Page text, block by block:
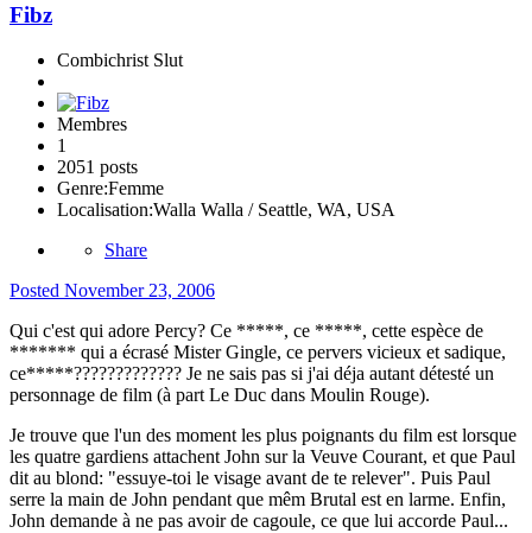
Fibz
Combichrist Slut
Membres
1
2051 posts
Genre:Femme
Localisation:Walla Walla / Seattle, WA, USA
Share
Posted November 23, 2006
Qui c'est qui adore Percy? Ce *****, ce *****, cette espèce de
******* qui a écrasé Mister Gingle, ce pervers vicieux et sadique,
ce*****????????????? Je ne sais pas si j'ai déja autant détesté un
personnage de film (à part Le Duc dans Moulin Rouge).
Je trouve que l'un des moment les plus poignants du film est lorsque
les quatre gardiens attachent John sur la Veuve Courant, et que Paul
dit au blond: "essuye-toi le visage avant de te relever". Puis Paul
serre la main de John pendant que mêm Brutal est en larme. Enfin,
John demande à ne pas avoir de cagoule, ce que lui accorde Paul...